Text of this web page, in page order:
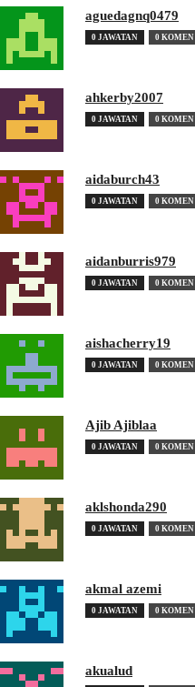
aguedagnq0479
0 JAWATAN 0 KOMEN
ahkerby2007
0 JAWATAN 0 KOMEN
aidaburch43
0 JAWATAN 0 KOMEN
aidanburris979
0 JAWATAN 0 KOMEN
aishacherry19
0 JAWATAN 0 KOMEN
Ajib Ajiblaa
0 JAWATAN 0 KOMEN
aklshonda290
0 JAWATAN 0 KOMEN
akmal azemi
0 JAWATAN 0 KOMEN
akualud